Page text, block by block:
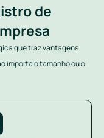
de
que traz vantagens
importa o tamanho ou o